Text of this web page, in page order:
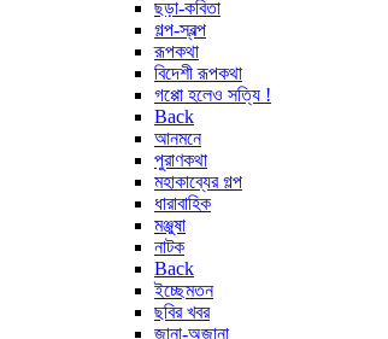
ছড়া-কবিতা
গল্প-স্বল্প
রূপকথা
বিদেশী রূপকথা
গপ্পো হলেও সত্যি !
Back
আনমনে
পুরাণকথা
মহাকাব্যের গল্প
ধারাবাহিক
মঞ্জুষা
নাটক
Back
ইচ্ছেমতন
ছবির খবর
জানা-অজানা